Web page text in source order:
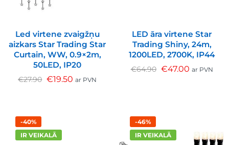
Led virtene zvaigžņu
aizkars Star Trading Star
Curtain, WW, 0.9×2m,
50LED, IP20
€27.90 €19.50 ar PVN
LED āra virtene Star
Trading Shiny, 24m,
1200LED, 2700K, IP44
€64.90 €47.00 ar PVN
-40%
IR VEIKALĀ
-46%
IR VEIKALĀ